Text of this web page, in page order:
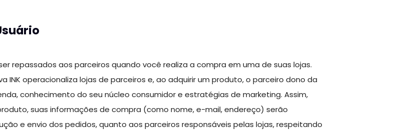
repassados aos parceiros quando você realiza a compra em uma de suas lojas.
INK operacionaliza lojas de parceiros e, ao adquirir um produto, o parceiro dono da
conhecimento do seu núcleo consumidor e estratégias de marketing. Assim,
suas informações de compra (como nome, e-mail, endereço) serão
e envio dos pedidos, quanto aos parceiros responsáveis pelas lojas, respeitando